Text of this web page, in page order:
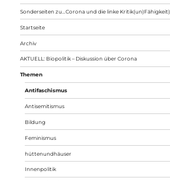
Sonderseiten zu…Corona und die linke Kritik(un)Fähigkeit).
Startseite
Archiv
AKTUELL: Biopolitik – Diskussion über Corona
Themen
Antifaschismus
Antisemitismus
Bildung
Feminismus
hüttenundhäuser
Innenpolitik